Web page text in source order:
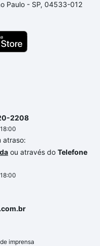
nosso portal quanto
seus sonhos com
você até as
Paulo - SP, 04533-012
2208
atraso:
ou através do Telefone
imprensa